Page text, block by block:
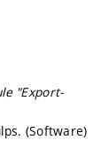
"Export-
(Software)